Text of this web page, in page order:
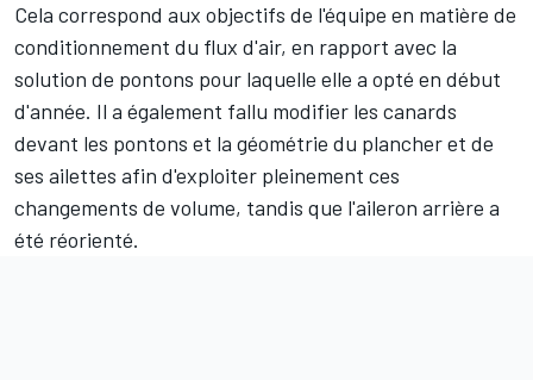
Cela correspond aux objectifs de l'équipe en matière de
conditionnement du flux d'air, en rapport avec la
solution de pontons pour laquelle elle a opté en début
d'année. Il a également fallu modifier les canards
devant les pontons et la géométrie du plancher et de
ses ailettes afin d'exploiter pleinement ces
changements de volume, tandis que l'aileron arrière a
été réorienté.